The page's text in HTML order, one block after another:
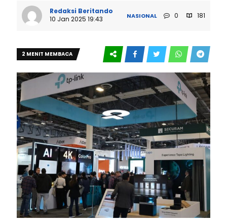
Redaksi Beritando
10 Jan 2025 19:43
NASIONAL 0 181
2 MENIT MEMBACA